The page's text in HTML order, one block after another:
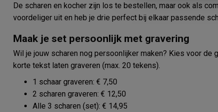
De scharen en kocher zijn los te bestellen, maar ook als
voordeliger uit en heb je drie perfect bij elkaar passende
Maak je set persoonlijk met gravering
Wil je jouw scharen nog persoonlijker maken? Kies voor de
korte tekst laten graveren (max. 20 tekens).
1 schaar graveren: € 7,50
2 scharen graveren: € 12,50
Alle 3 scharen (set): € 14,95